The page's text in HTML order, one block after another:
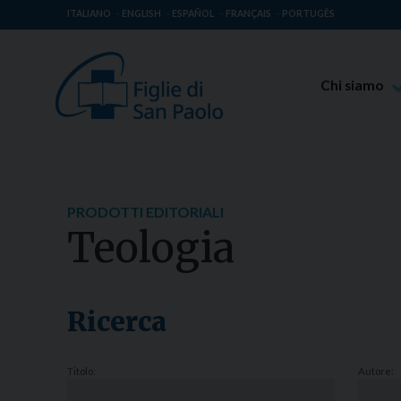
ITALIANO ENGLISH ESPAÑOL FRANÇAIS PORTUGÊS
Chi siamo
PRODOTTI EDITORIALI
Teologia
Ricerca
Titolo: Autore: